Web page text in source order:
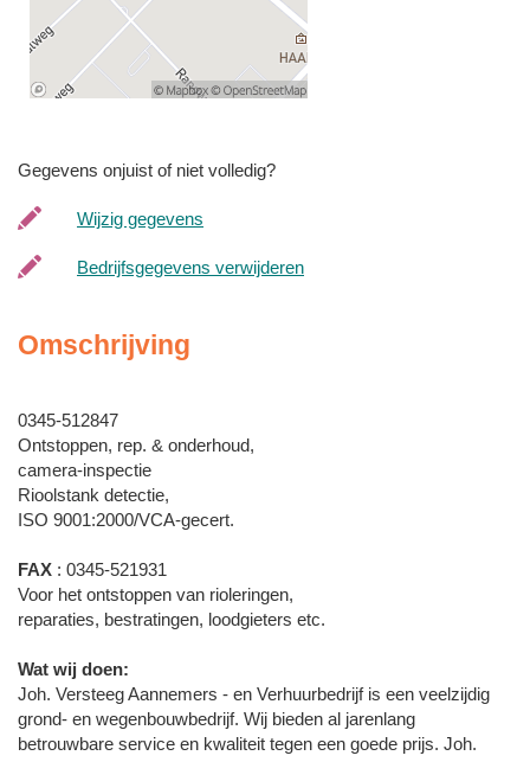
Gegevens onjuist of niet volledig?
Wijzig gegevens
Bedrijfsgegevens verwijderen
Omschrijving
0345-512847
Ontstoppen, rep. & onderhoud,
camera-inspectie
Rioolstank detectie,
ISO 9001:2000/VCA-gecert.
FAX : 0345-521931
Voor het ontstoppen van rioleringen,
reparaties, bestratingen, loodgieters etc.
Wat wij doen:
Joh. Versteeg Aannemers - en Verhuurbedrijf is een veelzijdig
grond- en wegenbouwbedrijf. Wij bieden al jarenlang
betrouwbare service en kwaliteit tegen een goede prijs. Joh.